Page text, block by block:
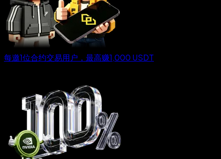
每邀1位合约交易用户，最高赚1,000 USDT